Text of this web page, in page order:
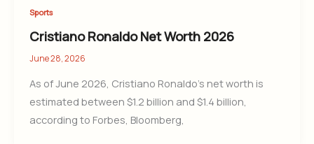
Sports
Cristiano Ronaldo Net Worth 2026
June 28, 2026
As of June 2026, Cristiano Ronaldo’s net worth is
estimated between $1.2 billion and $1.4 billion,
according to Forbes, Bloomberg,